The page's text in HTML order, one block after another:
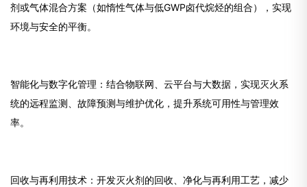
剂或气体混合方案（如惰性气体与低GWP卤代烷烃的组合），实现
环境与安全的平衡。
智能化与数字化管理：结合物联网、云平台与大数据，实现灭火系
统的远程监测、故障预测与维护优化，提升系统可用性与管理效
率。
回收与再利用技术：开发灭火剂的回收、净化与再利用工艺，减少